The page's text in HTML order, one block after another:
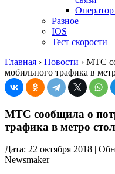
Разное
IOS
Тест скорости
Главная › Новости › МТС
мобильного трафика в
МТС сообщила о
трафика в метро
Дата: 22 октября 2018 |
Newsmaker